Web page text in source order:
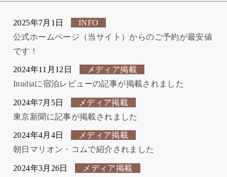
2025年7月1日
INFO
公式ホームページ（当サイト）からのご予約が最安値
です！
2024年11月12日
メディア掲載
Inudiaに宿泊レビューの記事が掲載されました
2024年7月5日
メディア掲載
東京新聞に記事が掲載されました
2024年4月4日
メディア掲載
朝日マリオン・コムで紹介されました
2024年3月26日
メディア掲載